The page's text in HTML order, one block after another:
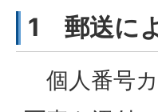
1 郵送に
個人番号